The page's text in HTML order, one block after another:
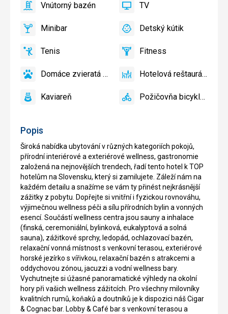
Popis
Široká nabídka ubytování v různých kategoriích pokojů,
přírodní interiérové a exteriérové wellness, gastronomie
založená na nejnovějších trendech, řadí tento hotel k TOP
hotelům na Slovensku, který si zamilujete. Záleží nám na
každém detailu a snažíme se vám ty přinést nejkrásnější
zážitky z pobytu. Dopřejte si vnitřní i fyzickou rovnováhu,
výjimečnou wellness péči a sílu přírodních bylin a vonných
esencí. Součástí wellness centra jsou sauny a inhalace
(finská, ceremoniální, bylinková, eukalyptová a solná
sauna), zážitkové sprchy, ledopád, ochlazovací bazén,
relaxační vonná místnost s venkovní terasou, exteriérové
horské jezírko s vířivkou, relaxační bazén s atrakcemi a
oddychovou zónou, jacuzzi a vodní wellness bary.
Vychutnejte si úžasné panoramatické výhledy na okolní
hory při vašich wellness zážitcích. Pro všechny milovníky
kvalitních rumů, koňaků a doutníků je k dispozici náš Cigar
& Cognac bar. Lobby & Café bar s venkovní terasou a
Vnútorný
Vnútorný bazén
áno TV TV
áno
Minibar,Minibar
áno
Detský
Detské
Detský kútik
áno
TenisTenis
áno FitnessFitness
áno
Domáce
povolené
Domáce zvieratá povolené
áno
Hotelová
Hotelová reštaurácia
áno
KaviareňKaviareň
áno
Požičovňa
Požičovňa bicyklov
áno